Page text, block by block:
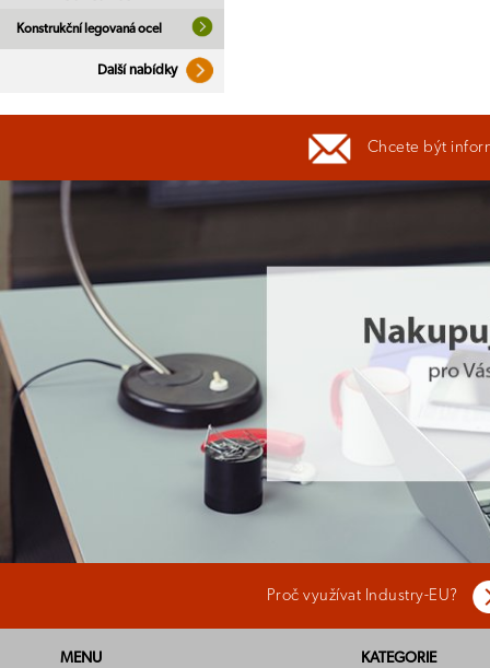
Konstrukční legovaná ocel
Další nabídky
Chcete být
Proč využívat Industry-EU?
MENU
KATEGORIE